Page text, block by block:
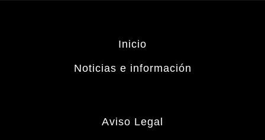
Inicio
Noticias e información
Aviso Legal